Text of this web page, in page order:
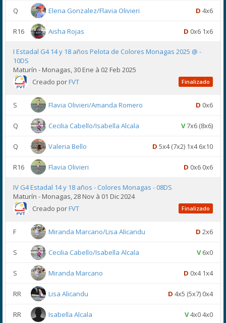
Q Elena Gonzalez/Flavia Olivieri D 4x6
R16 Aisha Rojas D 0x6 1x6
I Estadal G4 14 y 18 años Pelota de Colores Monagas 2025 @ -
10DS
Maturín - Monagas, 30 Ene à 02 Feb 2025
Creado porFVT Finalizado
S Flavia Olivieri/Amanda Romero D 0x6
Q Cecilia Cabello/Isabella Alcala V7x6 (8x6)
Q Valeria Bello D 5x4 (7x2) 1x4 6x10
R16 Flavia Olivieri D 0x6 0x6
IV G4 Estadal 14 y 18 años - Colores Monagas - 08DS
Maturín - Monagas, 28 Nov à 01 Dic 2024
Creado porFVT Finalizado
F Miranda Marcano/Lisa Alicandu D 2x6
S Cecilia Cabello/Isabella Alcala V6x0
S Miranda Marcano D 0x4 1x4
RR Lisa Alicandu D 4x5 (5x7) 0x4
RR Isabella Alcala V4x0 4x0